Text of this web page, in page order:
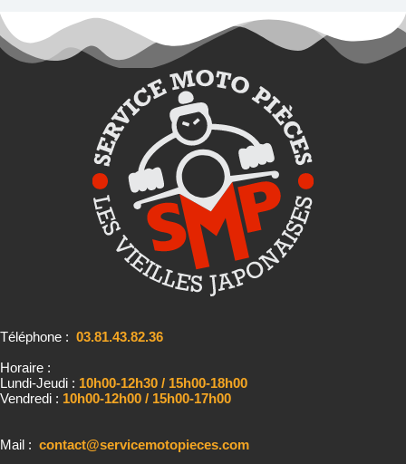
Téléphone : 03.81.43.82.36
Horaire :
Lundi-Jeudi : 10h00-12h30 / 15h00-18h00
Vendredi : 10h00-12h00 / 15h00-17h00
Mail : contact@servicemotopieces.com